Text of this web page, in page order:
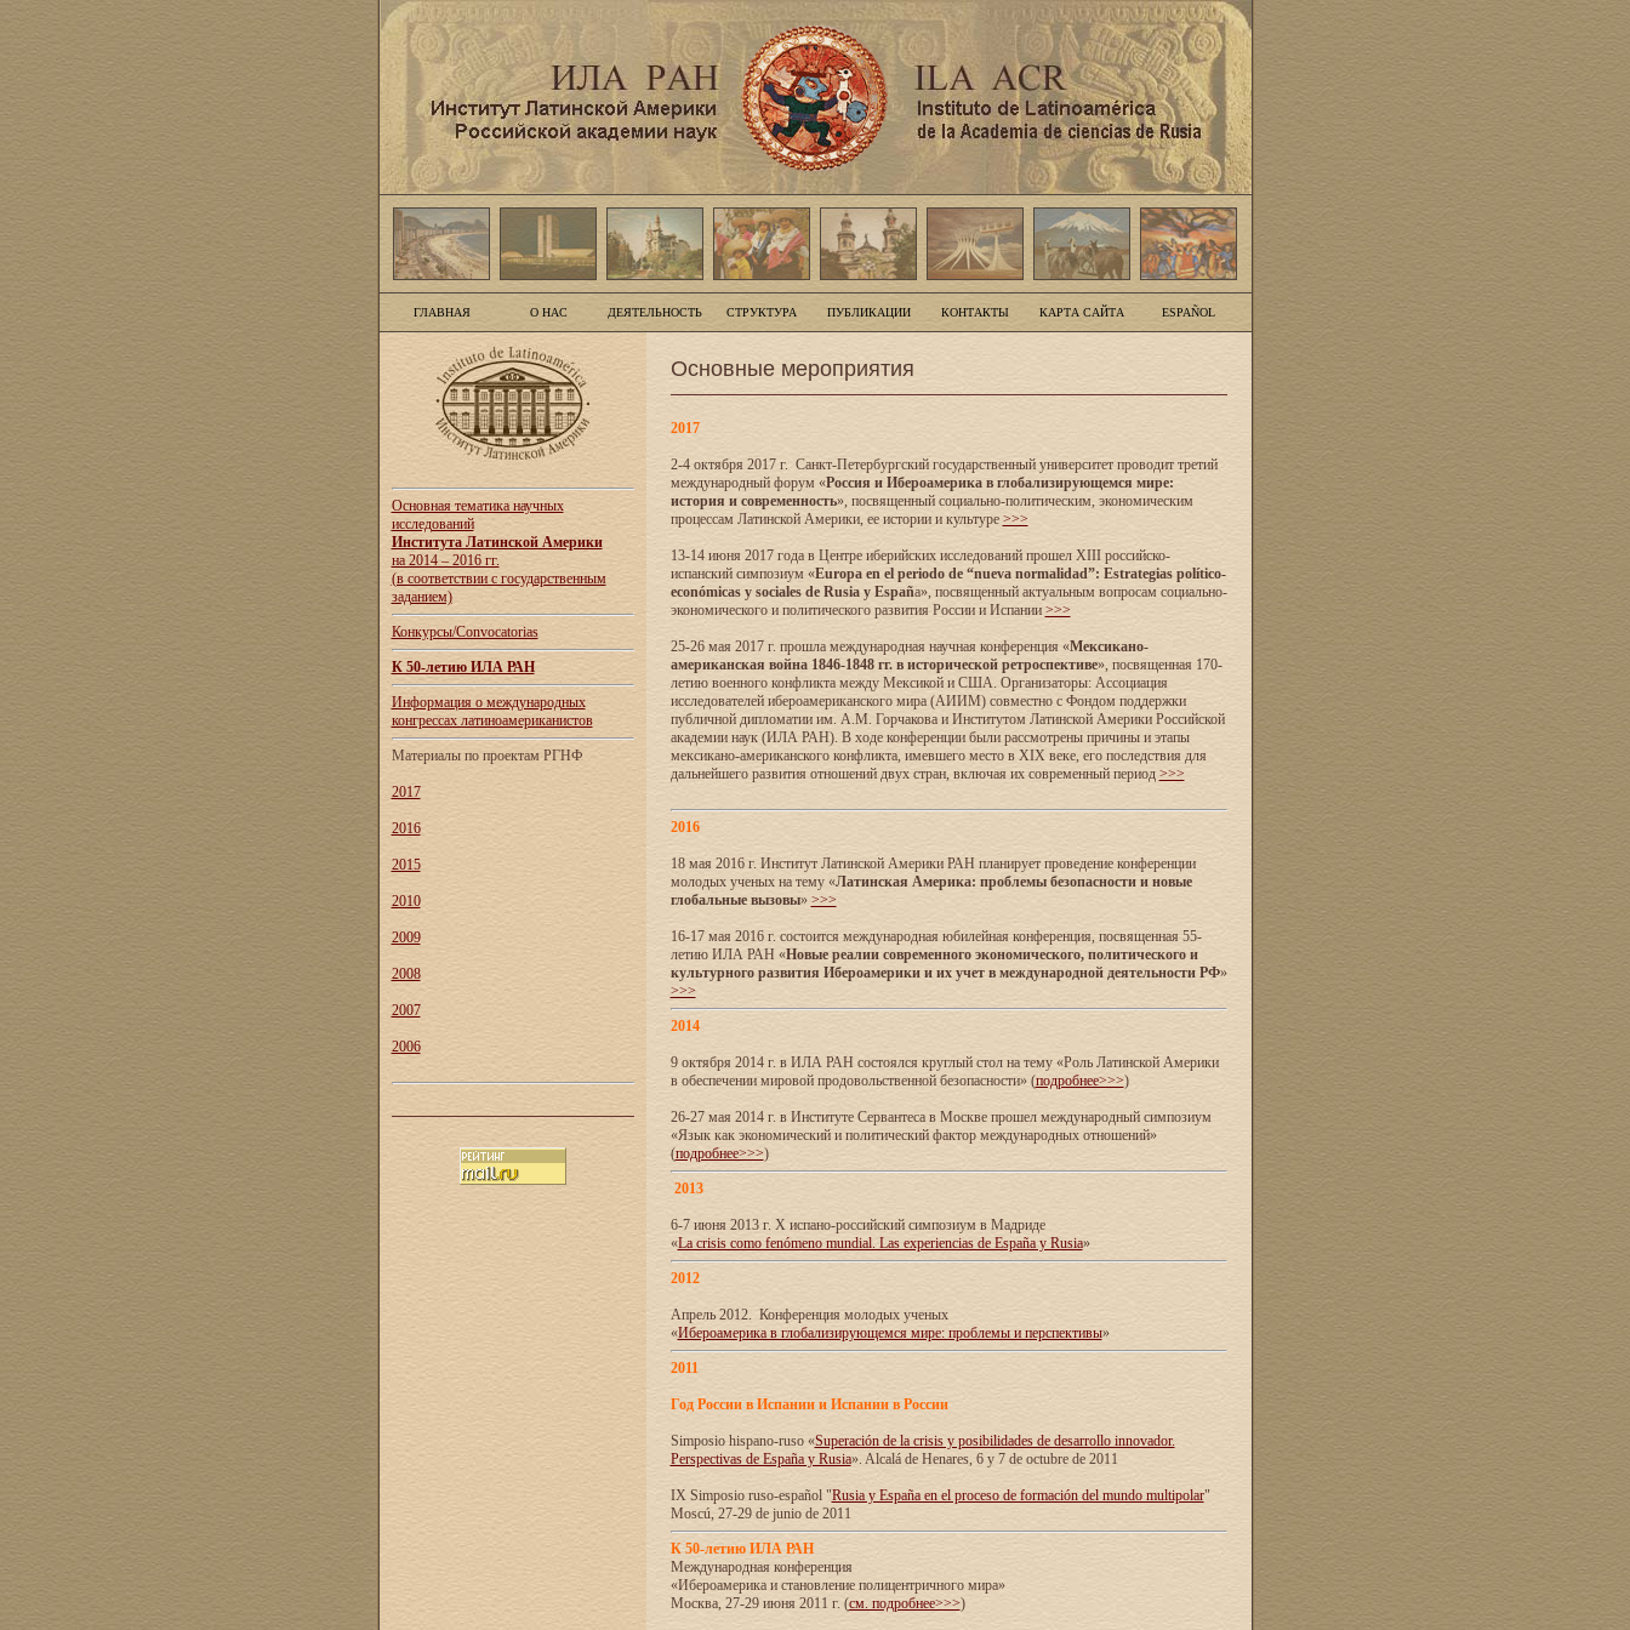
ГЛАВНАЯ О НАС ДЕЯТЕЛЬНОСТЬ СТРУКТУРА ПУБЛИКАЦИИ КОНТАКТЫ КАРТА САЙТА ESPAÑOL
Основная тематика научных
исследований
Института Латинской Америки
на 2014 – 2016 гг.
(в соответствии с государственным
заданием)
Конкурсы/Convocatorias
К 50-летию ИЛА РАН
Информация о международных
конгрессах латиноамериканистов
Материалы по проектам РГНФ
2017
2016
2015
2010
2009
2008
2007
2006
Основные мероприятия
2017
2-4 октября 2017 г. Санкт-Петербургский государственный университет проводит третий
международный форум «Россия и Ибероамерика в глобализирующемся мире:
история и современность», посвященный социально-политическим, экономическим
процессам Латинской Америки, ее истории и культуре >>>
13-14 июня 2017 года в Центре иберийских исследований прошел XIII российско-
испанский симпозиум «Europa en el periodo de “nueva normalidad”: Estrategias político-
económicas y sociales de Rusia y España», посвященный актуальным вопросам социально-
экономического и политического развития России и Испании >>>
25-26 мая 2017 г. прошла международная научная конференция «Мексикано-
американская война 1846-1848 гг. в исторической ретроспективе», посвященная 170-
летию военного конфликта между Мексикой и США. Организаторы: Ассоциация
исследователей ибероамериканского мира (АИИМ) совместно с Фондом поддержки
публичной дипломатии им. А.М. Горчакова и Институтом Латинской Америки Российской
академии наук (ИЛА РАН). В ходе конференции были рассмотрены причины и этапы
мексикано-американского конфликта, имевшего место в XIX веке, его последствия для
дальнейшего развития отношений двух стран, включая их современный период >>>
2016
18 мая 2016 г. Институт Латинской Америки РАН планирует проведение конференции
молодых ученых на тему «Латинская Америка: проблемы безопасности и новые
глобальные вызовы» >>>
16-17 мая 2016 г. состоится международная юбилейная конференция, посвященная 55-
летию ИЛА РАН «Новые реалии современного экономического, политического и
культурного развития Ибероамерики и их учет в международной деятельности РФ»
>>>
2014
9 октября 2014 г. в ИЛА РАН состоялся круглый стол на тему «Роль Латинской Америки
в обеспечении мировой продовольственной безопасности» (подробнее>>>)
26-27 мая 2014 г. в Институте Сервантеса в Москве прошел международный симпозиум
«Язык как экономический и политический фактор международных отношений»
(подробнее>>>)
2013
6-7 июня 2013 г. X испано-российский симпозиум в Мадриде
«La crisis como fenómeno mundial. Las experiencias de España y Rusia»
2012
Апрель 2012. Конференция молодых ученых
«Ибероамерика в глобализирующемся мире: проблемы и перспективы»
2011
Год России в Испании и Испании в России
Simposio hispano-ruso «Superación de la crisis y posibilidades de desarrollo innovador.
Perspectivas de España y Rusia». Alcalá de Henares, 6 y 7 de octubre de 2011
IX Simposio ruso-español "Rusia y España en el proceso de formación del mundo multipolar"
Moscú, 27-29 de junio de 2011
К 50-летию ИЛА РАН
Международная конференция
«Ибероамерика и становление полицентричного мира»
Москва, 27-29 июня 2011 г. (см. подробнее>>>)